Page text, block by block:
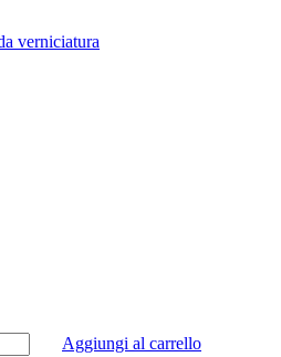
verniciatura
Aggiungi al carrello